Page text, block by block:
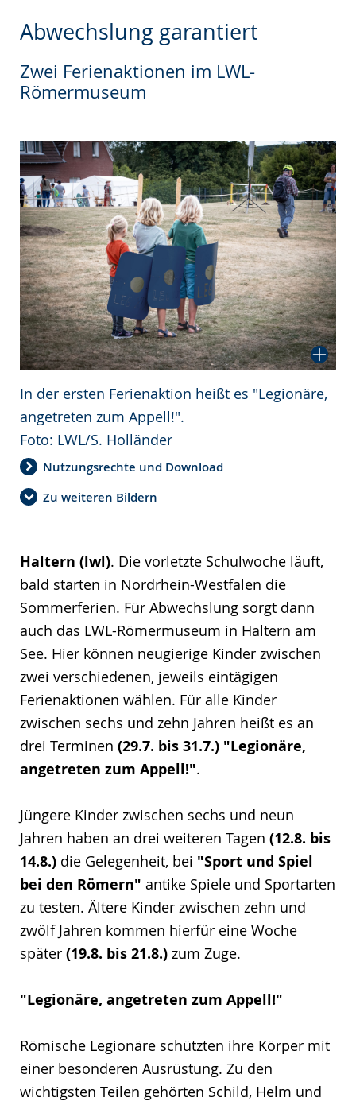
Abwechslung garantiert
Zwei Ferienaktionen im LWL-
Römermuseum
In der ersten Ferienaktion heißt es "Legionäre,
angetreten zum Appell!".
Foto: LWL/S. Holländer
Nutzungsrechte und Download
Zu weiteren Bildern
Haltern (lwl). Die vorletzte Schulwoche läuft,
bald starten in Nordrhein-Westfalen die
Sommerferien. Für Abwechslung sorgt dann
auch das LWL-Römermuseum in Haltern am
See. Hier können neugierige Kinder zwischen
zwei verschiedenen, jeweils eintägigen
Ferienaktionen wählen. Für alle Kinder
zwischen sechs und zehn Jahren heißt es an
drei Terminen (29.7. bis 31.7.) "Legionäre,
angetreten zum Appell!".
Jüngere Kinder zwischen sechs und neun
Jahren haben an drei weiteren Tagen (12.8. bis
14.8.) die Gelegenheit, bei "Sport und Spiel
bei den Römern" antike Spiele und Sportarten
zu testen. Ältere Kinder zwischen zehn und
zwölf Jahren kommen hierfür eine Woche
später (19.8. bis 21.8.) zum Zuge.
"Legionäre, angetreten zum Appell!"
Römische Legionäre schützten ihre Körper mit
einer besonderen Ausrüstung. Zu den
wichtigsten Teilen gehörten Schild, Helm und
Sprache
Unterstützung.
in
Gebärdensprache
wird